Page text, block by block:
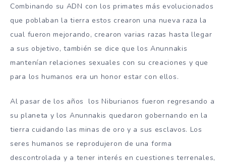
Combinando su ADN con los primates más evolucionados
que poblaban la tierra estos crearon una nueva raza la
cual fueron mejorando, crearon varias razas hasta llegar
a sus objetivo, también se dice que los Anunnakis
mantenían relaciones sexuales con su creaciones y que
para los humanos era un honor estar con ellos.
Al pasar de los años los Niburianos fueron regresando a
su planeta y los Anunnakis quedaron gobernando en la
tierra cuidando las minas de oro y a sus esclavos. Los
seres humanos se reprodujeron de una forma
descontrolada y a tener interés en cuestiones terrenales,